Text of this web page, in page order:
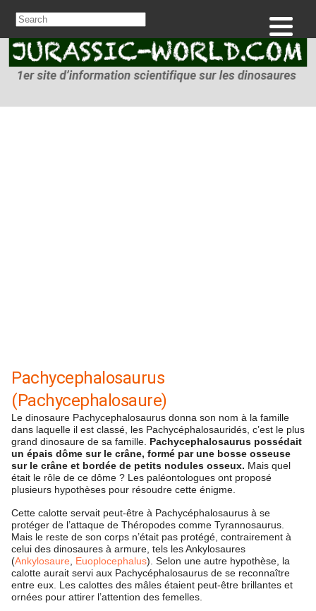
Pachycephalosaurus
(Pachycephalosaure)
Le dinosaure Pachycephalosaurus donna son nom à la famille
dans laquelle il est classé, les Pachycéphalosauridés, c’est le plus
grand dinosaure de sa famille. Pachycephalosaurus possédait
un épais dôme sur le crâne, formé par une bosse osseuse
sur le crâne et bordée de petits nodules osseux. Mais quel
était le rôle de ce dôme ? Les paléontologues ont proposé
plusieurs hypothèses pour résoudre cette énigme.
Cette calotte servait peut-être à Pachycéphalosaurus à se
protéger de l’attaque de Théropodes comme Tyrannosaurus.
Mais le reste de son corps n’était pas protégé, contrairement à
celui des dinosaures à armure, tels les Ankylosaures
(Ankylosaure Euoplocephalus). Selon une autre hypothèse, la
calotte aurait servi aux Pachycéphalosaurus de se reconnaître
entre eux. Les calottes des mâles étaient peut-être brillantes et
ornées pour attirer l’attention des femelles.